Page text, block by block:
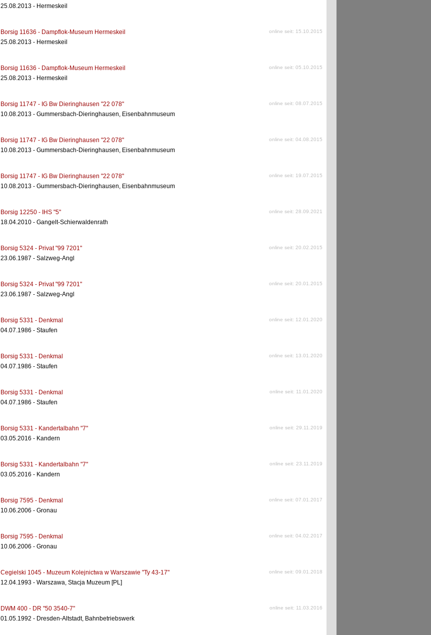
25.08.2013 - Hermeskeil
Borsig 11636 - Dampflok-Museum Hermeskeil online seit: 15.10.2015
25.08.2013 - Hermeskeil
Borsig 11636 - Dampflok-Museum Hermeskeil online seit: 05.10.2015
25.08.2013 - Hermeskeil
Borsig 11747 - IG Bw Dieringhausen "22 078" online seit: 08.07.2015
10.08.2013 - Gummersbach-Dieringhausen, Eisenbahnmuseum
Borsig 11747 - IG Bw Dieringhausen "22 078" online seit: 04.08.2015
10.08.2013 - Gummersbach-Dieringhausen, Eisenbahnmuseum
Borsig 11747 - IG Bw Dieringhausen "22 078" online seit: 19.07.2015
10.08.2013 - Gummersbach-Dieringhausen, Eisenbahnmuseum
Borsig 12250 - IHS "5" online seit: 28.09.2021
18.04.2010 - Gangelt-Schierwaldenrath
Borsig 5324 - Privat "99 7201" online seit: 20.02.2015
23.06.1987 - Salzweg-Angl
Borsig 5324 - Privat "99 7201" online seit: 20.01.2015
23.06.1987 - Salzweg-Angl
Borsig 5331 - Denkmal online seit: 12.01.2020
04.07.1986 - Staufen
Borsig 5331 - Denkmal online seit: 13.01.2020
04.07.1986 - Staufen
Borsig 5331 - Denkmal online seit: 11.01.2020
04.07.1986 - Staufen
Borsig 5331 - Kandertalbahn "7" online seit: 29.11.2019
03.05.2016 - Kandern
Borsig 5331 - Kandertalbahn "7" online seit: 23.11.2019
03.05.2016 - Kandern
Borsig 7595 - Denkmal online seit: 07.01.2017
10.06.2006 - Gronau
Borsig 7595 - Denkmal online seit: 04.02.2017
10.06.2006 - Gronau
Cegielski 1045 - Muzeum Kolejnictwa w Warszawie "Ty 43-17" online seit: 09.01.2018
12.04.1993 - Warszawa, Stacja Muzeum [PL]
DWM 400 - DR "50 3540-7" online seit: 11.03.2016
01.05.1992 - Dresden-Altstadt, Bahnbetriebswerk